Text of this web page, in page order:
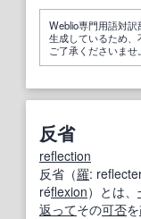
Weblio専門用語対
生成しているため、
ご了承くださいませ。
反省
reflection
反省（羅:
réflexion）とは、
返ってその可否を